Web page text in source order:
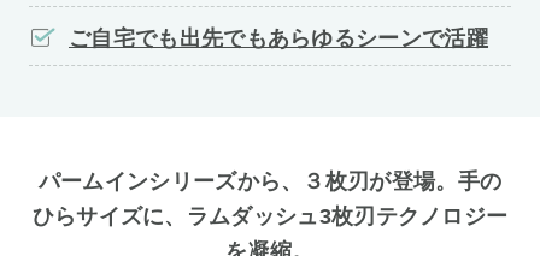
ご自宅でも出先でもあらゆるシーンで活躍
パームインシリーズから、３枚刃が登場。手の
ひらサイズに、ラムダッシュ3枚刃テクノロジー